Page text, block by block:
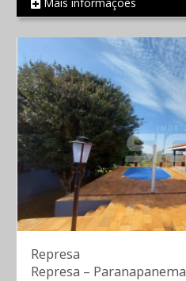
REF 1861
Represa
Represa – Paranapanema